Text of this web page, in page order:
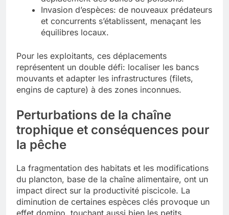
Invasion d’espèces: de nouveaux prédateurs
et concurrents s’établissent, menaçant les
équilibres locaux.
Pour les exploitants, ces déplacements
représentent un double défi: localiser les bancs
mouvants et adapter les infrastructures (filets,
engins de capture) à des zones inconnues.
Perturbations de la chaîne
trophique et conséquences pour
la pêche
La fragmentation des habitats et les modifications
du plancton, base de la chaîne alimentaire, ont un
impact direct sur la productivité piscicole. La
diminution de certaines espèces clés provoque un
effet domino, touchant aussi bien les petits